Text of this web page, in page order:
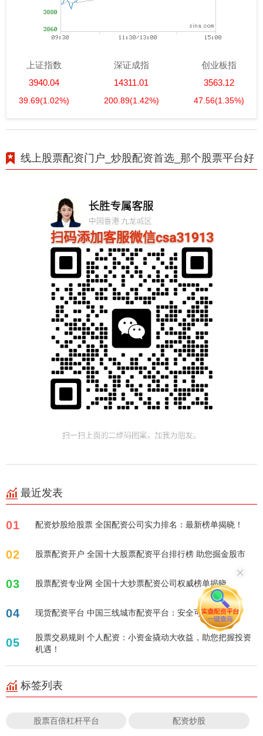
上证指数
3940.04
39.69(1.02%)
深证成指
14311.01
200.89(1.42%)
创业板指
3563.12
47.56(1.35%)
线上股票配资门户_炒股配资首选_那个股票平台好
最近发表
01 配资炒股给股票 全国配资公司实力排名：最新榜单揭晓！
02 股票配资开户 全国十大股票配资平台排行榜 助您掘金股市
03 股票配资专业网 全国十大炒票配资公司权威榜单揭晓
04 现货配资平台 中国三线城市配资平台：安全可靠之选
05
股票交易规则 个人配资：小资金撬动大收益，助您把握投资
机遇！
标签列表
股票百倍杠杆平台 配资炒股